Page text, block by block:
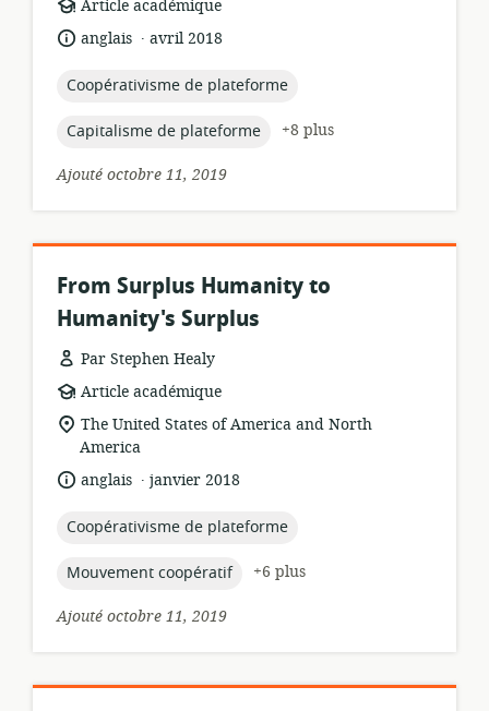
Format
ressource:
Article académique
langue:
anglais .
date
publication:
avril 2018
topic:
Coopérativisme de plateforme
topic:
Capitalisme de plateforme
+8 plus
Ajouté octobre 11, 2019
From Surplus Humanity to
Humanity's Surplus
Par Stephen Healy
Format
de
ressource:
Article académique
Lieu
de
pertinence:
The United States of America and North
America
langue:
anglais .
date
publication:
janvier 2018
topic:
Coopérativisme de plateforme
topic:
Mouvement coopératif
+6 plus
Ajouté octobre 11, 2019